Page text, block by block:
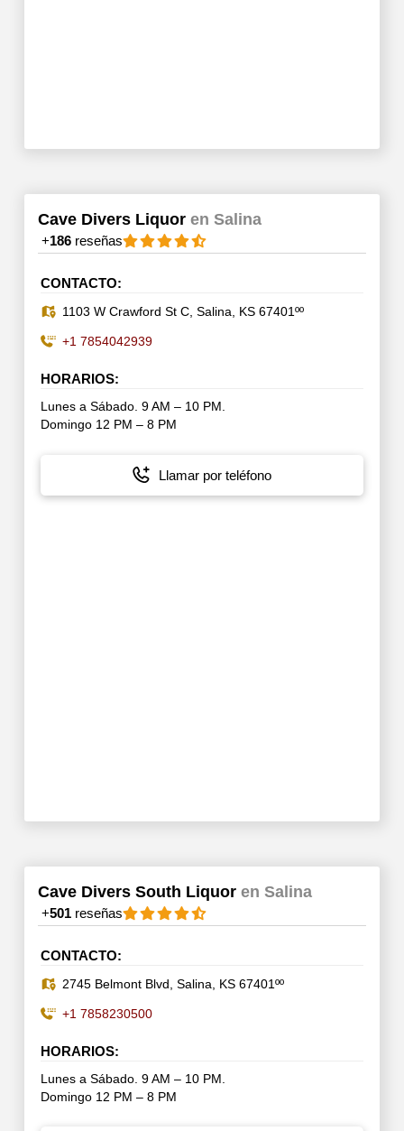
Cave Divers Liquor en Salina
+186reseñas
CONTACTO:
1103 W Crawford St C, Salina, KS 67401ºº
+1 7854042939
HORARIOS:
Lunes a Sábado. 9 AM – 10 PM.
Domingo 12 PM – 8 PM
Llamar por teléfono
Cave Divers South Liquor en Salina
+501reseñas
CONTACTO:
2745 Belmont Blvd, Salina, KS 67401ºº
+1 7858230500
HORARIOS:
Lunes a Sábado. 9 AM – 10 PM.
Domingo 12 PM – 8 PM